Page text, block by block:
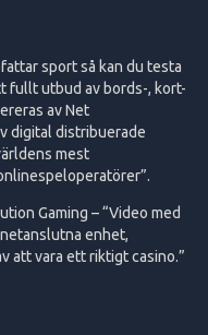
sport så kan du testa
fullt utbud av bords-, kort-
av Net
digital distribuerade
mest
Gaming – “Video med
enhet,
att vara ett riktigt casino.”